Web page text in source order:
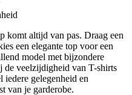
komt altijd van pas. Draag een
een elegante top voor een
model met bijzondere
de veelzijdigheid van T-shirts
gelegenheid en
van je garderobe.